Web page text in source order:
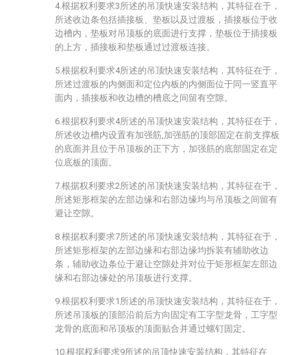
4.根据权利要求3所述的吊顶快速安装结构，其特征在于，
所述收边条包括插接板、垫板以及过渡板，插接板位于收
边槽内，垫板对吊顶板的底面进行支撑，垫板位于插接板
的上方，插接板和垫板通过过渡板连接。
5.根据权利要求4所述的吊顶快速安装结构，其特征在于，
所述过渡板的内侧面和定位内板的内侧面位于同一竖直平
面内，插接板和收边槽的槽底之间留有空隙。
6.根据权利要求4所述的吊顶快速安装结构，其特征在于，
所述收边槽内设置有加强筋,加强筋的顶部固定在前支撑板
的底面并且位于吊顶板的正下方，加强筋的底部固定在定
位底板的顶面。
7.根据权利要求2所述的吊顶快速安装结构，其特征在于，
所述矩形框架的左部边缘和右部边缘均与吊顶板之间留有
避让空隙。
8.根据权利要求7所述的吊顶快速安装结构，其特征在于，
所述矩形框架的左部边缘和右部边缘均拆装有辅助收边
条，辅助收边条位于避让空隙处并对位于矩形框架左部边
缘和右部边缘处的吊顶板进行支撑。
9.根据权利要求1所述的吊顶快速安装结构，其特征在于，
所述吊顶板的顶部沿前后方向固定有工字型龙骨，工字型
龙骨的底面和吊顶板的顶面贴合并通过螺钉固定。
10.根据权利要求9所述的吊顶快速安装结构，其特征在